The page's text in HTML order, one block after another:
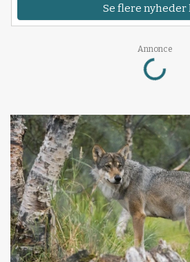
Se flere nyheder
Annonce
Loading...